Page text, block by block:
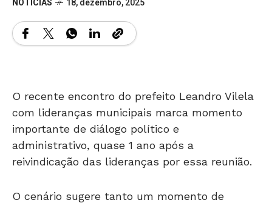
NOTÍCIAS 18, dezembro, 2025
O recente encontro do prefeito Leandro Vilela
com lideranças municipais marca momento
importante de diálogo político e
administrativo, quase 1 ano após a
reivindicação das lideranças por essa reunião.
O cenário sugere tanto um momento de